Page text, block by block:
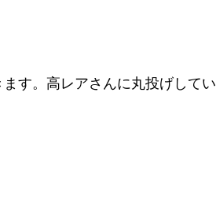
す。高レアさんに丸投げしてい